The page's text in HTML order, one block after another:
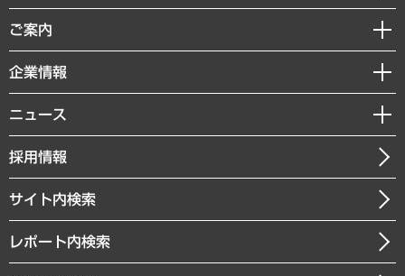
組織・人事戦略
デジタルイノベーション
共生・ダイバーシティ
GRC（ガバナンス・リスク・コンプライアンス）・防災（政策）
経済・産業・雇用・労働
まちづくり・観光・交通・スポーツ・スマートシティ
自然資源・農林水産業・食料システム
経済調査
レポート
コラム
経営用語集
受託・受注実績（官公庁関連）
メディア掲載・出演
ご案内
セミナー・イベント情報
MUFGビジネスセミナー
受託案件情報
企業情報
私たちの想い
社長メッセージ
会社概要
沿革
組織図・本部部室紹介
ニュース
ニュースリリース
お知らせ
採用情報
サイト内検索
レポート内検索